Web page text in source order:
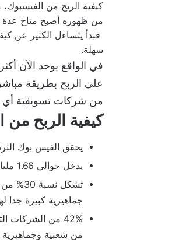
من ظهوره أصبح متاح عدة
فبدأ يتساءل الكثير عن
سهلة.
في الواقع يوجد الآن
على الربح بطريقة
من شركات تسويقية أي
كيفية الربح من
يحقق الفيس بوك
يدخل حوالي 1.66 مليار شخص يوميا على الفيس بوك.
جماهيرية كبيرة جدا
42% من
من شعبية